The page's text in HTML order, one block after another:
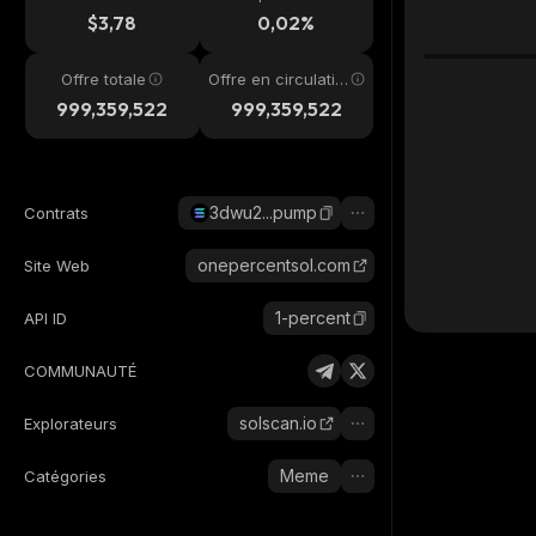
$3,78 0,02%
Offre totale
999,359,522
Offre en circulatio
999,359,522
Contrats 3dwu2...pump
Site Web onepercentsol.com
API ID 1-percent
COMMUNAUTÉ
Explorateurs solscan.io
Catégories Meme